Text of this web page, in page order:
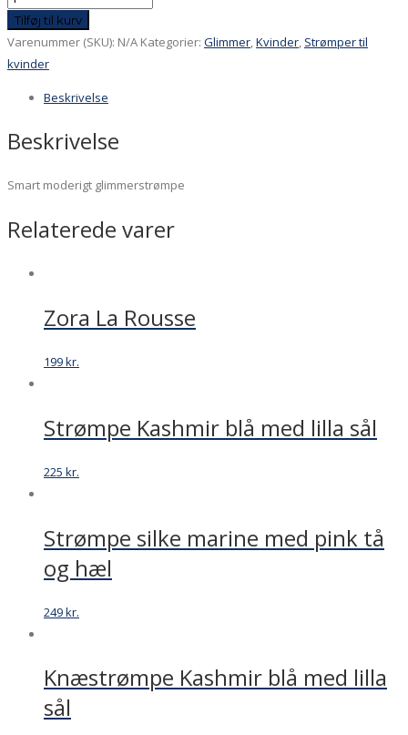
ensfarvede
og
lyseblå/marine.
med
par
Tilføj til kurv
Varenummer (SKU): N/A Kategorier: Glimmer Kvinder Strømper til
kvinder
Beskrivelse
Beskrivelse
Smart moderigt glimmerstrømpe
Relaterede varer
Zora La Rousse
199kr.
Strømpe Kashmir blå med lilla sål
225 kr.
Strømpe silke marine med pink tå
og hæl
249kr.
Knæstrømpe Kashmir blå med lilla
sål